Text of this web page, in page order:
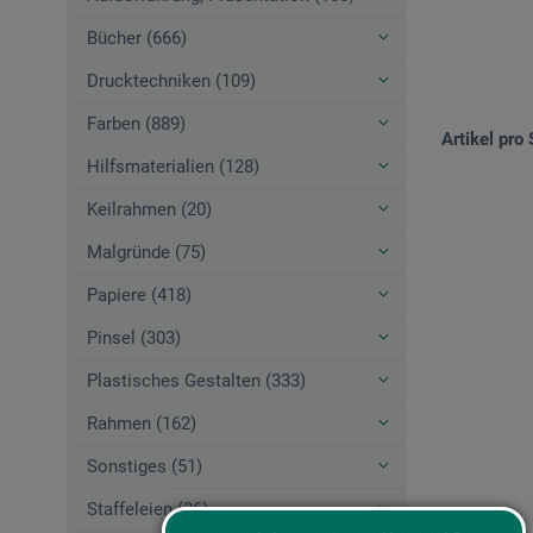
Bücher (666)
Drucktechniken (109)
Farben (889)
Hilfsmaterialien (128)
Keilrahmen (20)
Malgründe (75)
Papiere (418)
Pinsel (303)
Plastisches Gestalten (333)
Rahmen (162)
Sonstiges (51)
Staffeleien (36)
Artikel pro